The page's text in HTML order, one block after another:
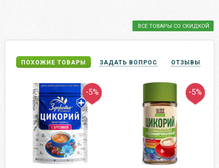
ВСЕ ТОВАРЫ СО СКИДКОЙ
ПОХОЖИЕ ТОВАРЫ ЗАДАТЬ ВОПРОС ОТЗЫВЫ
-5% -5%